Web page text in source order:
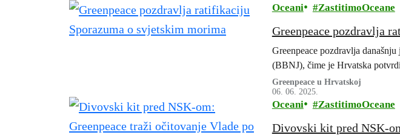
Oceani ZastitimoOceane
Greenpeace pozdravlja
Greenpeace pozdravlja
(BBNJ), čime je Hrvatska
Greenpeace u Hrvatskoj
06. 06. 2025.
Oceani ZastitimoOceane
Divovski kit pred NSK-